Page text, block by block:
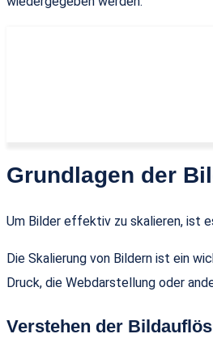
Grundlagen der
Um Bilder effektiv zu skalieren, ist
Die Skalierung von Bildern ist ein
Druck, die Webdarstellung oder
Verstehen der